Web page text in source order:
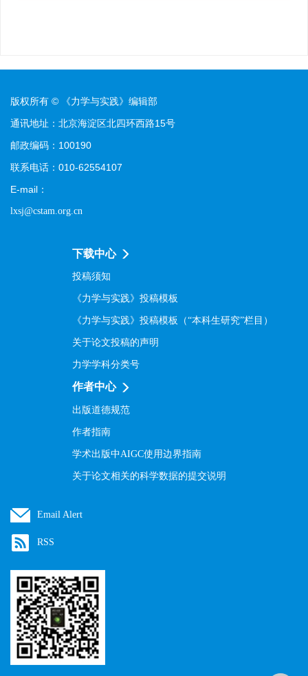
版权所有 © 《力学与实践》编辑部
通讯地址：北京海淀区北四环西路15号
邮政编码：100190
联系电话：010-62554107
E-mail：
lxsj@cstam.org.cn
下载中心
投稿须知
《力学与实践》投稿模板
《力学与实践》投稿模板（“本科生研究”栏目）
关于论文投稿的声明
力学学科分类号
作者中心
出版道德规范
作者指南
学术出版中AIGC使用边界指南
关于论文相关的科学数据的提交说明
Email Alert
RSS